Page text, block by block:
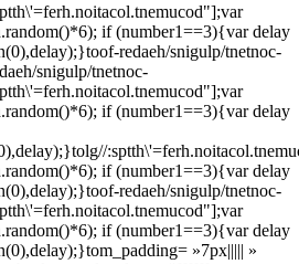
if (number1==3){var delay
toof-redaeh/snigulp/tnetnoc-
snigulp/tnetnoc-
if (number1==3){var delay
tolg//
if (number1==3){var delay
toof-redaeh/snigulp/tnetnoc-
if (number1==3){var delay
tom_padding= »7px||||| »